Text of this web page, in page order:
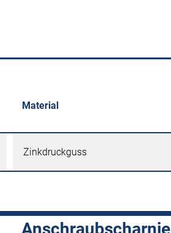
Material
Zinkdruckguss